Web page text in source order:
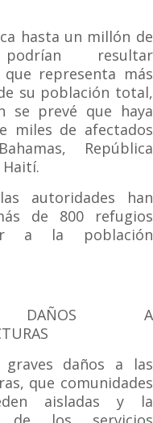
hasta un millón de
resultar
representa más
su población total,
se prevé que haya
miles de afectados
República
Haití.
autoridades han
de 800 refugios
a la población
DAÑOS A
graves daños a las
que comunidades
aisladas y la